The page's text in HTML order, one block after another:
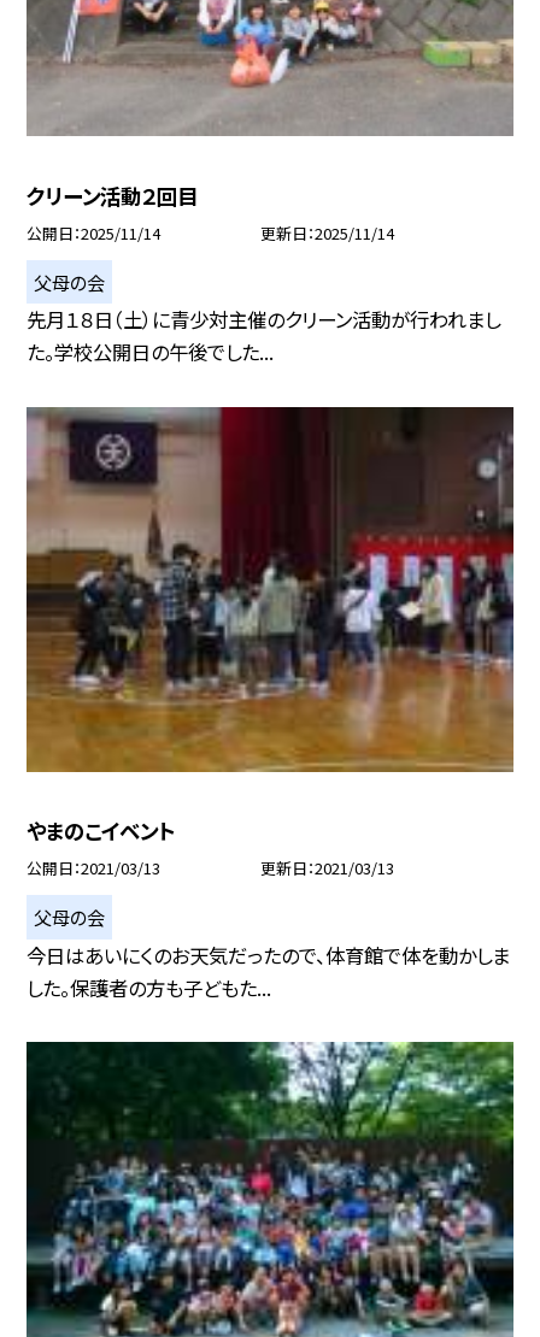
クリーン活動２回目
公開日 2025/11/14 更新日 2025/11/14
父母の会
先月１８日（土）に青少対主催のクリーン活動が行われまし
た。学校公開日の午後でした...
やまのこイベント
公開日 2021/03/13 更新日 2021/03/13
父母の会
今日はあいにくのお天気だったので、体育館で体を動かしま
した。保護者の方も子どもた...